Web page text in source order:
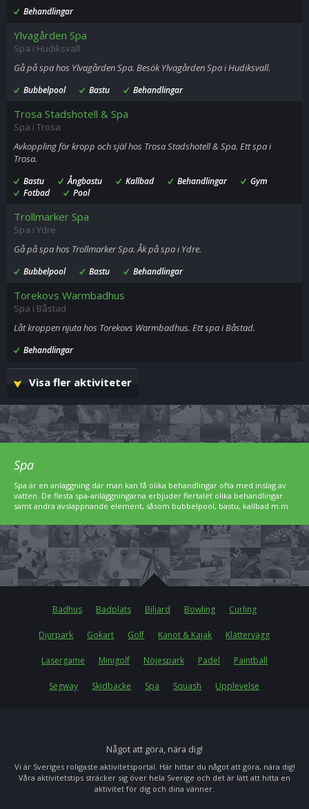
Behandlingar
Ylvagården Spa
Spa i Hudiksvall
Gå på spa hos Ylvagården Spa. Besök Ylvagården Spa i Hudiksvall.
Bubbelpool Bastu Behandlingar
Trosa Stadshotell & Spa
Spa i Trosa
Avkoppling för kropp och själ hos Trosa Stadshotell & Spa. Ett spa i
Trosa.
Bastu Ångbastu Kallbad Behandlingar
Gym
Fotbad
Pool
Trollmarker Spa
Spa i Ydre
Gå på spa hos Trollmarker Spa. Åk på spa i Ydre.
Bubbelpool Bastu Behandlingar
Torekovs Warmbadhus
Spa i Båstad
Låt kroppen njuta hos Torekovs Warmbadhus. Ett spa i Båstad.
Behandlingar
Visa fler aktiviteter
Spa
Spa är en anläggning där man kan få olika behandlingar ofta med inslag av
vatten. De flesta spa-anläggningarna erbjuder flertalet olika behandlingar
samt andra avslappnande element, såsom bubbelpool, bastu, kallbad m.m.
Badhus Badplats Biljard Bowling Curling
Djurpark Gokart Golf Kanot & Kajak Klättervägg
Lasergame Minigolf Nöjespark Padel Paintball
Segway Skidbacke Spa Squash Upplevelse
Något att göra, nära dig!
Vi är Sveriges roligaste aktivitetsportal. Här hittar du något att göra, nära dig!
Våra aktivitetstips sträcker sig över hela Sverige och det är lätt att hitta en
aktivitet för dig och dina vänner.